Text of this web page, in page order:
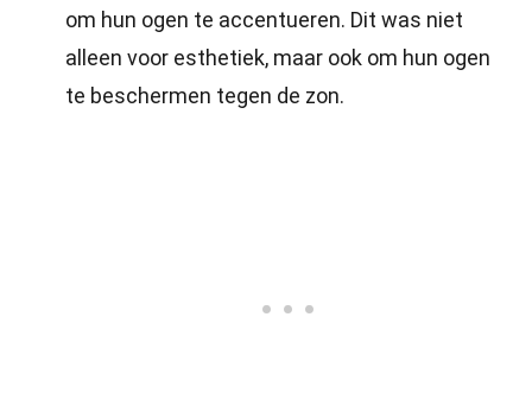
om hun ogen te accentueren. Dit was niet
alleen voor esthetiek, maar ook om hun ogen
te beschermen tegen de zon.